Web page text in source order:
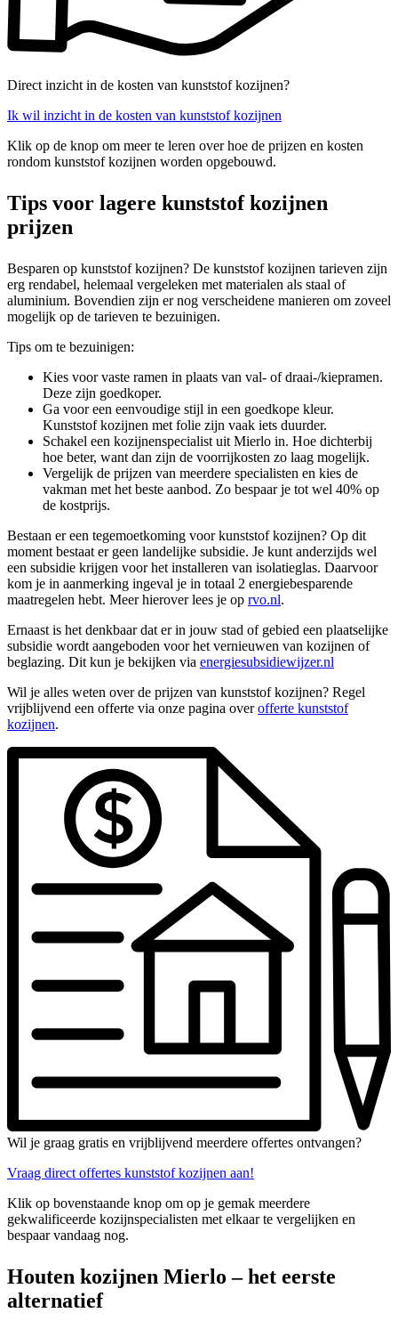
Direct inzicht in de kosten van kunststof kozijnen?
Ik wil inzicht in de kosten van kunststof kozijnen
Klik op de knop om meer te leren over hoe de prijzen en kosten
rondom kunststof kozijnen worden opgebouwd.
Tips voor lagere kunststof kozijnen
prijzen
Besparen op kunststof kozijnen? De kunststof kozijnen tarieven zijn
erg rendabel, helemaal vergeleken met materialen als staal of
aluminium. Bovendien zijn er nog verscheidene manieren om zoveel
mogelijk op de tarieven te bezuinigen.
Tips om te bezuinigen:
Kies voor vaste ramen in plaats van val- of draai-/kiepramen.
Deze zijn goedkoper.
Ga voor een eenvoudige stijl in een goedkope kleur.
Kunststof kozijnen met folie zijn vaak iets duurder.
Schakel een kozijnenspecialist uit Mierlo in. Hoe dichterbij
hoe beter, want dan zijn de voorrijkosten zo laag mogelijk.
Vergelijk de prijzen van meerdere specialisten en kies de
vakman met het beste aanbod. Zo bespaar je tot wel 40% op
de kostprijs.
Bestaan er een tegemoetkoming voor kunststof kozijnen? Op dit
moment bestaat er geen landelijke subsidie. Je kunt anderzijds wel
een subsidie krijgen voor het installeren van isolatieglas. Daarvoor
kom je in aanmerking ingeval je in totaal 2 energiebesparende
maatregelen hebt. Meer hierover lees je op rvo.nl.
Ernaast is het denkbaar dat er in jouw stad of gebied een plaatselijke
subsidie wordt aangeboden voor het vernieuwen van kozijnen of
beglazing. Dit kun je bekijken via energiesubsidiewijzer.nl
Wil je alles weten over de prijzen van kunststof kozijnen? Regel
vrijblijvend een offerte via onze pagina overofferte kunststof
kozijnen.
Wil je graag gratis en vrijblijvend meerdere offertes ontvangen?
Vraag direct offertes kunststof kozijnen aan!
Klik op bovenstaande knop om op je gemak meerdere
gekwalificeerde kozijnspecialisten met elkaar te vergelijken en
bespaar vandaag nog.
Houten kozijnen Mierlo – het eerste
alternatief